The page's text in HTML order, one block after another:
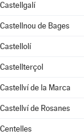
Castellgalí
Castellnou de Bages
Castellolí
Castellterçol
Castellví de la Marca
Castellví de Rosanes
Centelles